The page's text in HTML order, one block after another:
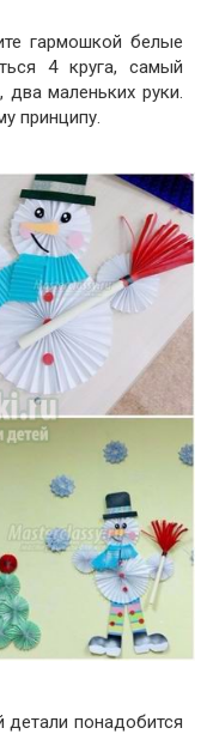
гармошкой белые
4 круга, самый
маленьких руки.
принципу.
понадобится